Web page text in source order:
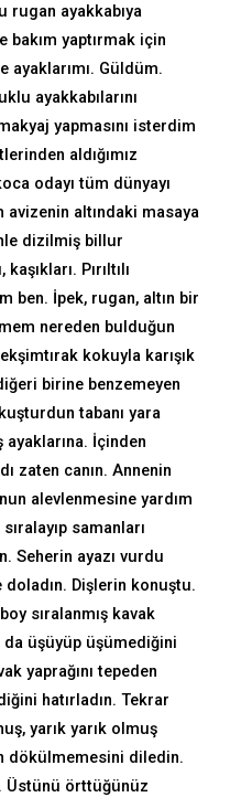
rugan ayakkabıya
yaptırmak için
ayaklarımı. Güldüm.
ayakkabılarını
yapmasını isterdim
aldığımız
odayı tüm dünyayı
avizenin altındaki masaya
dizilmiş billur
Pırıltılı
ben. İpek, rugan, altın bir
nereden bulduğun
kokuyla karışık
birine benzemeyen
tabanı yara
ayaklarına. İçinden
zaten canın. Annenin
alevlenmesine yardım
samanları
Seherin ayazı vurdu
doladın. Dişlerin konuştu.
sıralanmış kavak
da üşüyüp üşümediğini
yaprağını tepeden
hatırladın. Tekrar
yarık yarık olmuş
dökülmemesini diledin.
Üstünü örttüğünüz